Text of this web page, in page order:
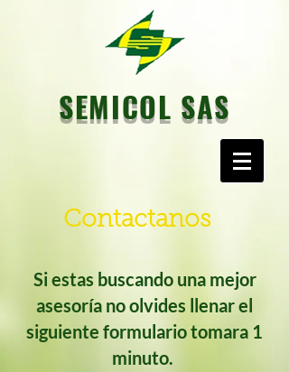
SEMICOL SAS
Si estas buscando una mejor
asesoría no olvides llenar el
siguiente formulario tomara 1
minuto.
Contactanos